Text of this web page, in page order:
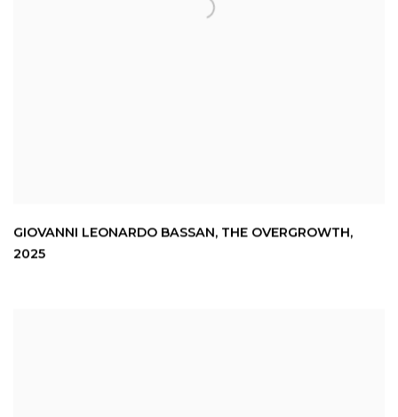
GIOVANNI LEONARDO BASSAN, THE OVERGROWTH,
2025